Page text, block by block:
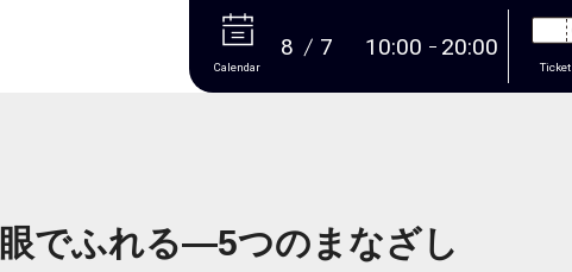
More
Calendar
8 7 10:00 20:00
Ticket
眼でふれる―5つのまなざし